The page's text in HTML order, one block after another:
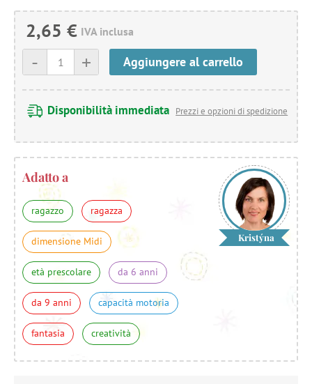
2,65 € IVA inclusa
+
- Aggiungere al carrello
Disponibilità immediata Prezzi e opzioni di spedizione
Adatto a
ragazzo ragazza
dimensione Midi
età prescolare da 6 anni
da 9 anni capacità motoria
fantasia creatività
Kristýna